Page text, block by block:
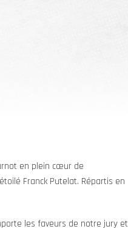
en plein cœur de
Franck Putelat. Répartis en
les faveurs de notre jury et